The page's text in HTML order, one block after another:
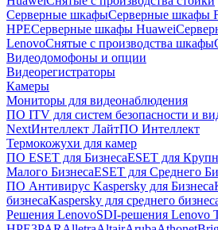
Серверные шкафыСерверные шкафы
HPEСерверные шкафы Huawei
LenovoСнятые с производства шкафы
Видеодомофоны и опции
Видеорегистраторы
Камеры
Мониторы для видеонаблюдения
ПО ITV для систем безопасности и
NextИнтеллект ЛайтПО Интеллект
Термокожухи для камер
ПО ESET для БизнесаESET для
Малого БизнесаESET для Среднего
ПО Антивирус Kaspersky для Бизнеса
бизнесаKaspersky для среднего
Решения LenovoSDI-решения Lenovo